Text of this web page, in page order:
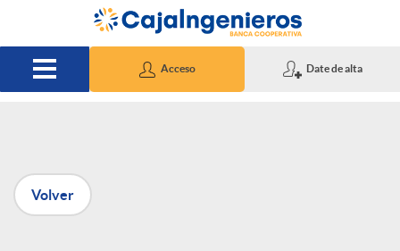
Saltar al contenido principal
Acceso Date de alta
P
u
Volver